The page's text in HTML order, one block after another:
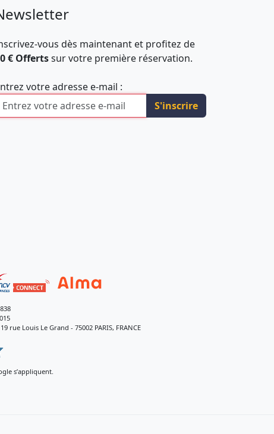
vous dès maintenant et profitez de
€ Offertssur votre première réservation.
votre adresse e-mail :
S'inscrire
rue Louis Le Grand - 75002 PARIS, FRANCE
s’appliquent.